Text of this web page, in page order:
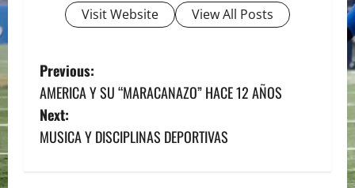
Visit Website View All Posts
P
o
s
Previous:
AMERICA Y SU “MARACANAZO” HACE 12 AÑOS
Next:
MUSICA Y DISCIPLINAS DEPORTIVAS